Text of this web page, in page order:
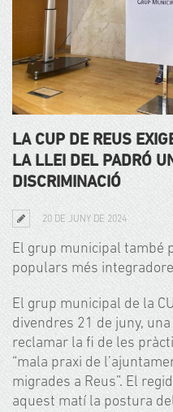
LA CUP DE REUS
LA LLEI DEL PADRÓ
DISCRIMINACIÓ
20 DE JUNY DE 2024
El grup municipal també
populars més
El grup municipal de la
divendres 21 de juny,
reclamar la fi de les
“mala praxi de
migrades a Reus”. El
aquest matí la postura